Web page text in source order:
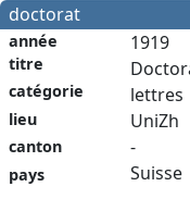
doctorat
année
titre
catégorie
lieu
canton
pays
1919
lettres
UniZh
-
Suisse